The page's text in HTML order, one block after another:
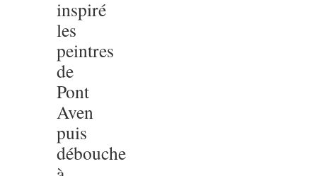
inspiré
les
peintres
de
Pont
Aven
puis
débouche